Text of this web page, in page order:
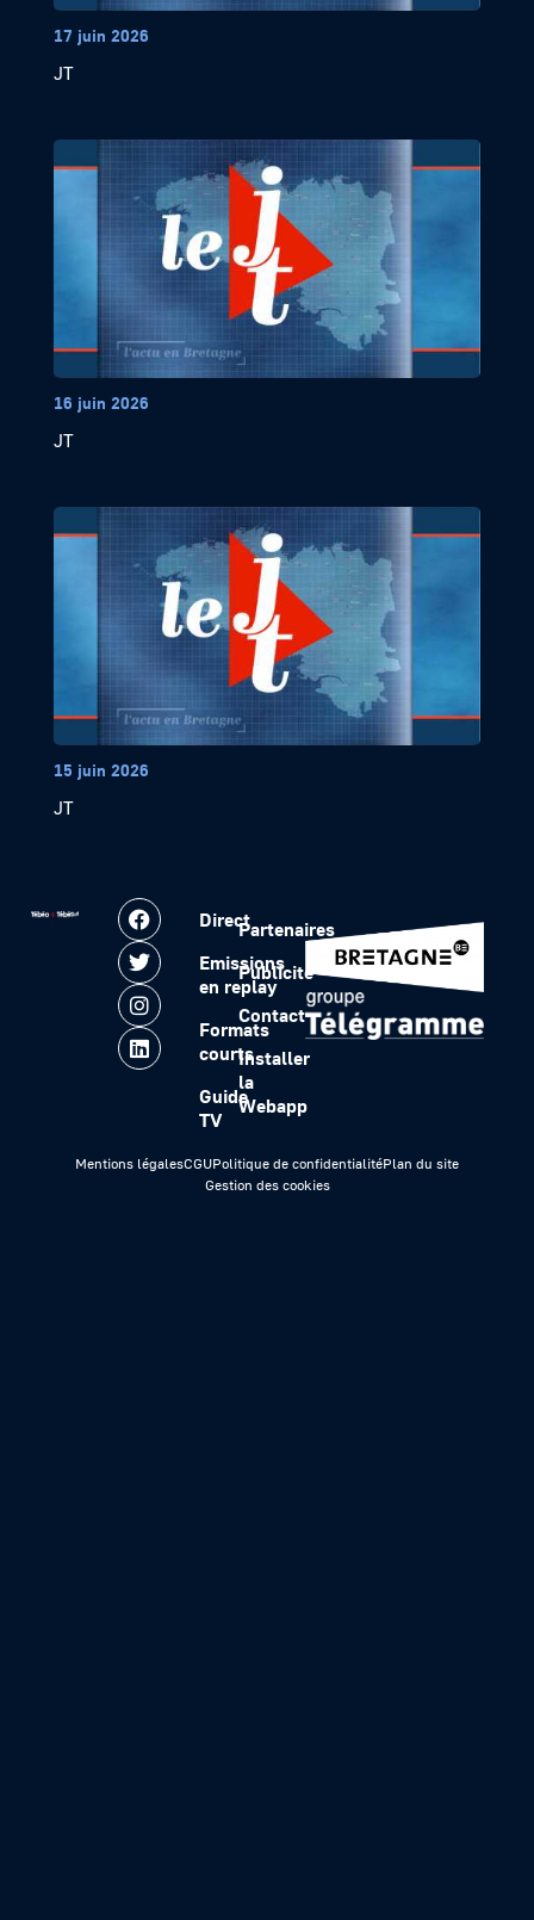
17 juin 2026
JT
16 juin 2026
JT
15 juin 2026
JT
Direct
Emissions
en replay
Formats
courts
Guide
TV
Partenaires
Publicité
Contact
Installer
la
Webapp
Mentions légalesCGUPolitique de confidentialitéPlan du site
Gestion des cookies